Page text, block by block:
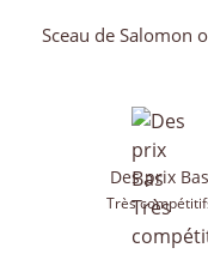
Sceau de Salomon
Des prix Bas
Très